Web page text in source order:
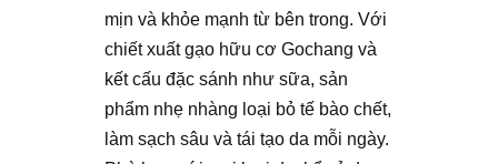
mịn và khỏe mạnh từ bên trong. Với
chiết xuất gạo hữu cơ Gochang và
kết cấu đặc sánh như sữa, sản
phẩm nhẹ nhàng loại bỏ tế bào chết,
làm sạch sâu và tái tạo da mỗi ngày.